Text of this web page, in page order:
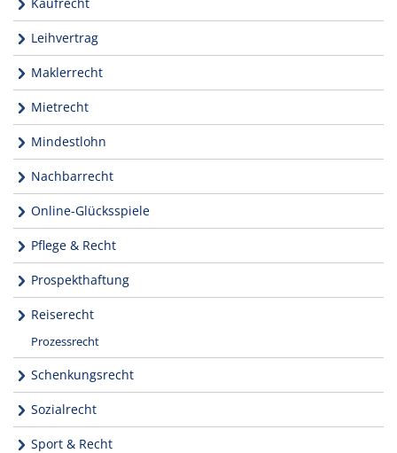
Leihvertrag
Maklerrecht
Mietrecht
Mindestlohn
Nachbarrecht
Online-Glücksspiele
Pflege & Recht
Prospekthaftung
Reiserecht
Prozessrecht
Schenkungsrecht
Sozialrecht
Sport & Recht